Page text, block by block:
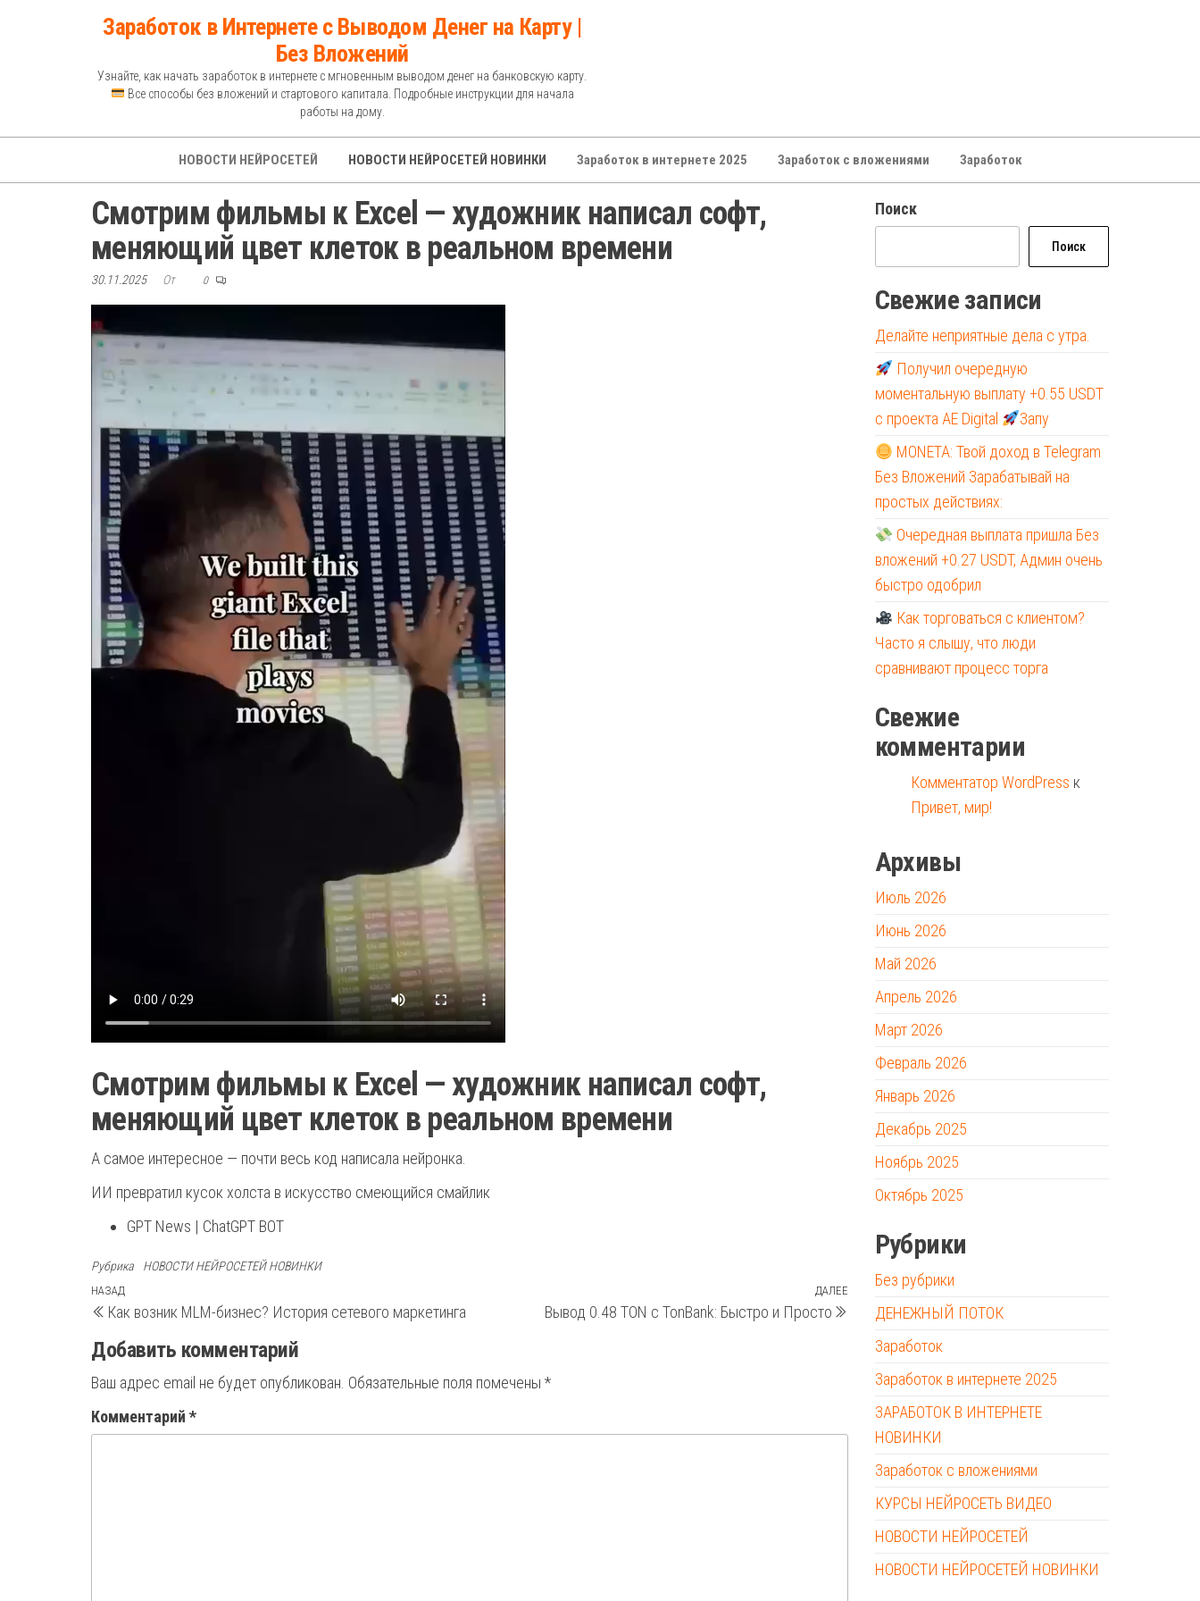
Заработок в Интернете с Выводом Денег на Карту |
Без Вложений
Узнайте, как начать заработок в интернете с мгновенным выводом денег на банковскую карту.
Все способы без вложений и стартового капитала. Подробные инструкции для начала
работы на дому.
НОВОСТИ НЕЙРОСЕТЕЙ НОВОСТИ НЕЙРОСЕТЕЙ НОВИНКИ Заработок в интернете 2025 Заработок с вложениями Заработок
Смотрим фильмы к Excel — художник написал софт,
меняющий цвет клеток в реальном времени
30.11.2025 От 0
Смотрим фильмы к Excel — художник написал софт,
меняющий цвет клеток в реальном времени
А самое интересное — почти весь код написала нейронка.
ИИ превратил кусок холста в искусство смеющийся смайлик
GPT News | ChatGPT BOT
Рубрика НОВОСТИ НЕЙРОСЕТЕЙ НОВИНКИ
Навигация
по
записям
Предыдущая
запись
НАЗАД
Как возник MLM-бизнес? История сетевого маркетинга
Следующая
запись
ДАЛЕЕ
Вывод 0.48 TON с TonBank: Быстро и Просто
Добавить комментарий
Ваш адрес email не будет опубликован. Обязательные поля помечены *
Комментарий *
Поиск
Поиск
Свежие записи
Делайте неприятные дела с утра.
Получил очередную
моментальную выплату +0.55 USDT
с проекта AE Digital
Запу
MONETA: Твой доход в Telegram
Без Вложений Зарабатывай на
простых действиях:
Очередная выплата пришла Без
вложений +0.27 USDT, Админ очень
быстро одобрил
Как торговаться с клиентом?
Часто я слышу, что люди
сравнивают процесс торга
Свежие
комментарии
Комментатор WordPress к
Привет, мир!
Архивы
Июль 2026
Июнь 2026
Май 2026
Апрель 2026
Март 2026
Февраль 2026
Январь 2026
Декабрь 2025
Ноябрь 2025
Октябрь 2025
Рубрики
Без рубрики
ДЕНЕЖНЫЙ ПОТОК
Заработок
Заработок в интернете 2025
ЗАРАБОТОК В ИНТЕРНЕТЕ
НОВИНКИ
Заработок с вложениями
КУРСЫ НЕЙРОСЕТЬ ВИДЕО
НОВОСТИ НЕЙРОСЕТЕЙ
НОВОСТИ НЕЙРОСЕТЕЙ НОВИНКИ